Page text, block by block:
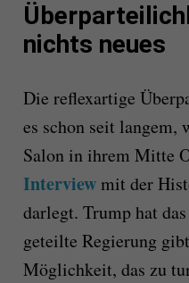
nichts neues
Die reflexartige
es schon seit langem,
Salon in ihrem Mitte
Interviewmit der
darlegt. Trump hat
geteilte Regierung
Möglichkeit, das zu